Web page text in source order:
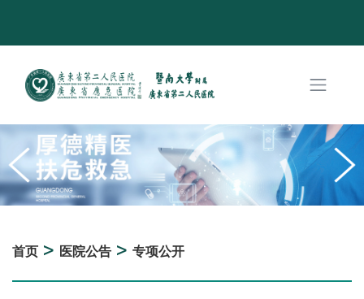
首页 > 医院公告 > 专项公开